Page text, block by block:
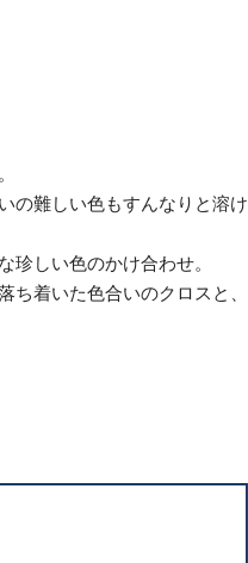
の難しい色もすんなりと溶け
珍しい色のかけ合わせ。
ち着いた色合いのクロスと、